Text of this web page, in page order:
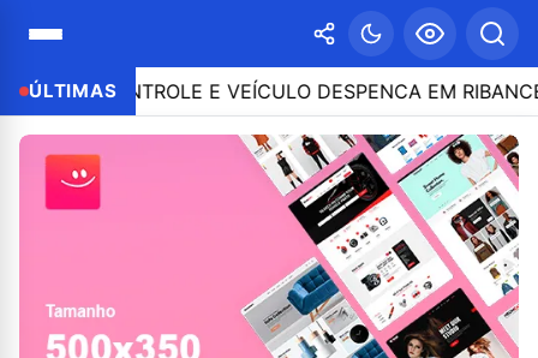
ÚLTIMAS
CONTROLE E VEÍCULO DESPENCA EM RIBANCEIRA